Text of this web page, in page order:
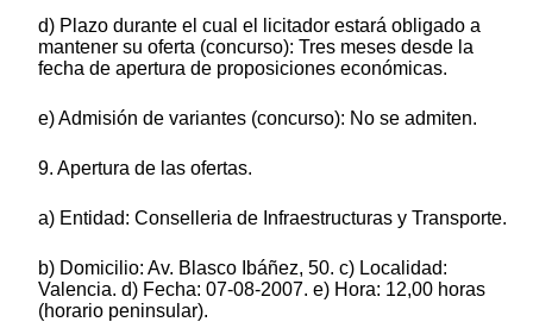
d) Plazo durante el cual el licitador estará obligado a
mantener su oferta (concurso): Tres meses desde la
fecha de apertura de proposiciones económicas.
e) Admisión de variantes (concurso): No se admiten.
9. Apertura de las ofertas.
a) Entidad: Conselleria de Infraestructuras y Transporte.
b) Domicilio: Av. Blasco Ibáñez, 50. c) Localidad:
Valencia. d) Fecha: 07-08-2007. e) Hora: 12,00 horas
(horario peninsular).